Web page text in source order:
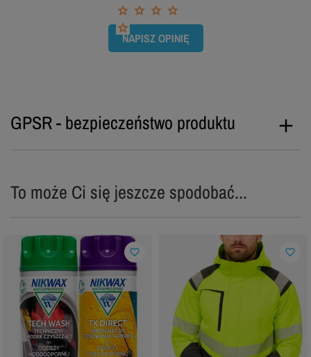
NAPISZ OPINIĘ
GPSR - bezpieczeństwo produktu
To może Ci się jeszcze spodobać...
favorite_border favorite_border